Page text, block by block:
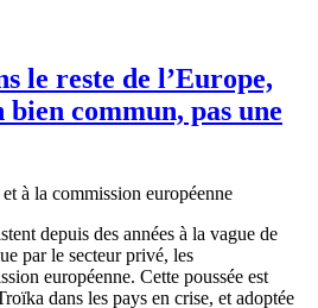
le reste de l’Europe,
commun, pas une
à la commission européenne
depuis des années à la vague de
par le secteur privé, les
européenne. Cette poussée est
dans les pays en crise, et adoptée